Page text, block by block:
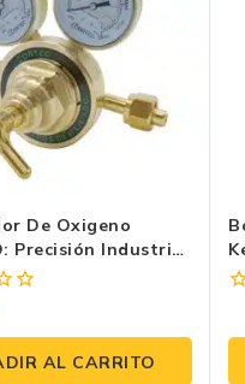
De Oxigeno
Precisión Industrial
| Trabajo
AL CARRITO
5